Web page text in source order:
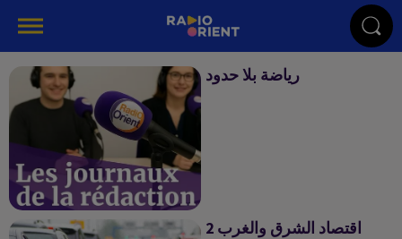
رياضة بلا حدود
اقتصاد الشرق والغرب 2